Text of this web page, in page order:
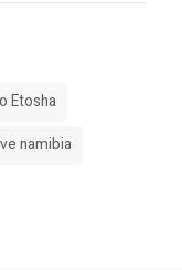
Etosha
namibia